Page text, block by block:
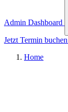
Admin Dashboard
Jetzt Termin buchen
Home